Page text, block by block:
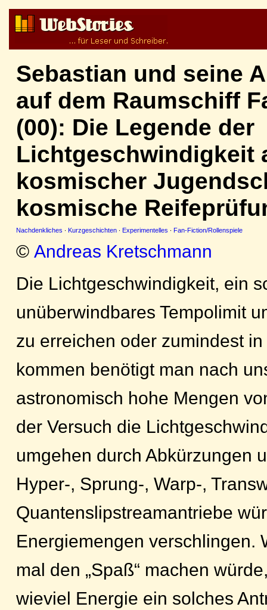
Sebastian und seine
auf dem Raumschiff
(00): Die Legende der
Lichtgeschwindigkeit
kosmischer
kosmische
Nachdenkliches · Kurzgeschichten · Experimentelles · Fan-Fiction/Rollenspiele
© Andreas Kretschmann
Die Lichtgeschwindigkeit, ein
unüberwindbares Tempolimit
zu erreichen oder zumindest
kommen benötigt man nach
astronomisch hohe Mengen
der Versuch die
umgehen durch Abkürzungen
Hyper-, Sprung-, Warp-,
Quantenslipstreamantriebe
Energiemengen verschlingen.
mal den „Spaß“ machen
wieviel Energie ein solches